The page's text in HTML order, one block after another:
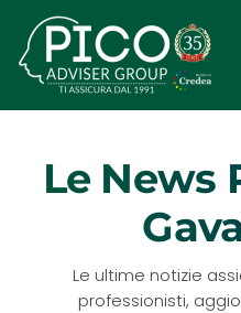
Passa
al
contenuto
Le News
Le ultime notizie
professionisti,